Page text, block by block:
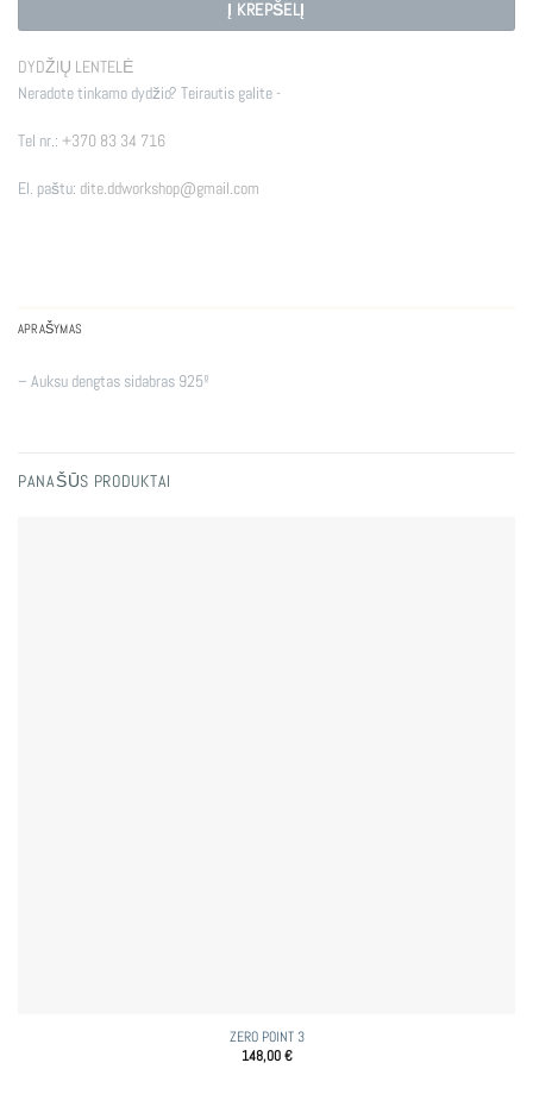
Į KREPŠELĮ
DYDŽIŲ LENTELĖ
Neradote tinkamo dydžio? Teirautis galite -
Tel nr.: +370 83 34 716
El. paštu: dite.ddworkshop@gmail.com
APRAŠYMAS
– Auksu dengtas sidabras 925º
PANAŠŪS PRODUKTAI
ZERO POINT 3
148,00€